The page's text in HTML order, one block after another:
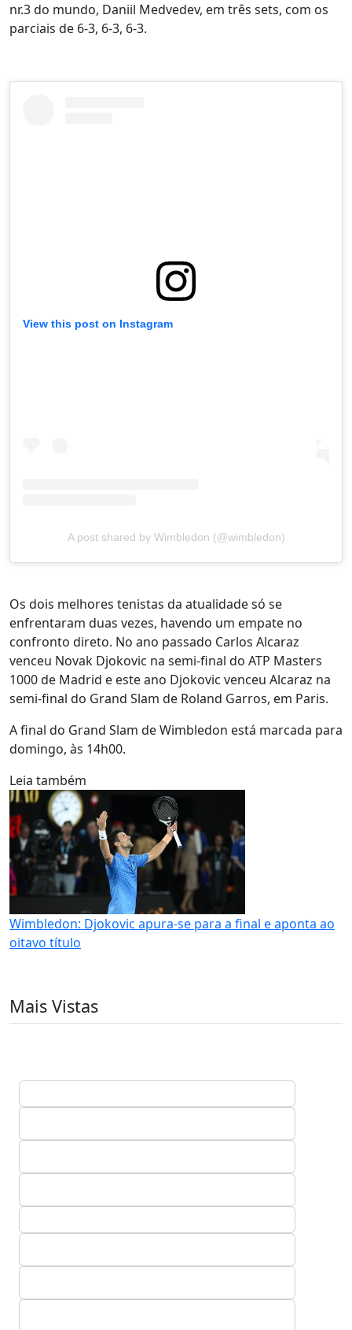
nr.3 do mundo, Daniil Medvedev, em três sets, com os
parciais de 6-3, 6-3, 6-3.
View this post on Instagram
A post shared by Wimbledon (@wimbledon)
Os dois melhores tenistas da atualidade só se
enfrentaram duas vezes, havendo um empate no
confronto direto. No ano passado Carlos Alcaraz
venceu Novak Djokovic na semi-final do ATP Masters
1000 de Madrid e este ano Djokovic venceu Alcaraz na
semi-final do Grand Slam de Roland Garros, em Paris.
A final do Grand Slam de Wimbledon está marcada para
domingo, às 14h00.
Leia também
Wimbledon: Djokovic apura-se para a final e aponta ao
oitavo título
Mais Vistas